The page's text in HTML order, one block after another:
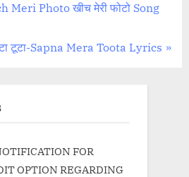
Meri Photo खीच मेरी फोटो Song
टूटा-Sapna Mera Toota Lyrics
FOR
OPTION REGARDING